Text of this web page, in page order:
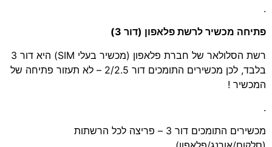
.
פתיחה מכשיר לרשת פלאפון (דור 3)
רשת הסלולאר של חברת פלאפון (מכשיר בעלי SIM) היא דור 3
בלבד, לכן מכשירים התומכים דור 2/2.5 – לא תעזור פתיחה של
המכשיר !
.
מכשירים התומכים דור 3 – פריצה לכל הרשתות